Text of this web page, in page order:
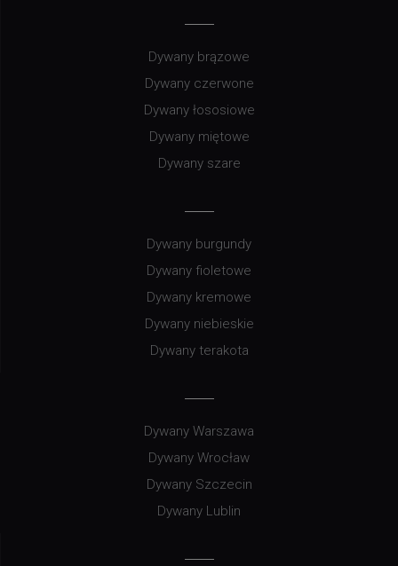
Dywany brązowe
Dywany czerwone
Dywany łososiowe
Dywany miętowe
Dywany szare
Dywany burgundy
Dywany fioletowe
Dywany kremowe
Dywany niebieskie
Dywany terakota
Dywany Warszawa
Dywany Wrocław
Dywany Szczecin
Dywany Lublin